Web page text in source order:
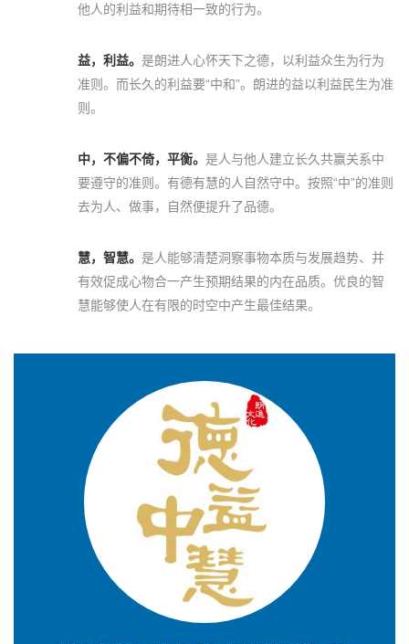
他人的利益和期待相一致的行为。
益，利益。 是朗进人心怀天下之德，以利益众生为行为
准则。而长久的利益要“中和”。朗进的益以利益民生为准
则。
中，不偏不倚，平衡。 是人与他人建立长久共赢关系中
要遵守的准则。有德有慧的人自然守中。按照“中”的准则
去为人、做事，自然便提升了品德。
慧，智慧。 是人能够清楚洞察事物本质与发展趋势、并
有效促成心物合一产生预期结果的内在品质。优良的智
慧能够使人在有限的时空中产生最佳结果。